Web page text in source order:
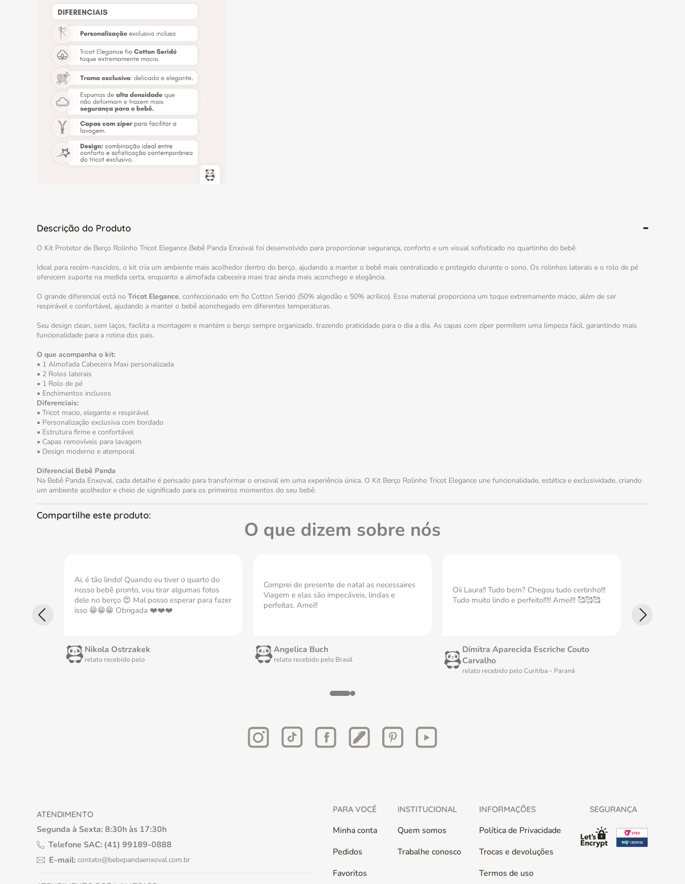
Descrição do Produto
O Kit Protetor de Berço Rolinho Tricot Elegance Bebê Panda Enxoval foi desenvolvido para proporcionar segurança, conforto e um visual sofisticado no quartinho do bebê.
Ideal para recém-nascidos, o kit cria um ambiente mais acolhedor dentro do berço, ajudando a manter o bebê mais centralizado e protegido durante o sono. Os rolinhos laterais e o rolo de pé
oferecem suporte na medida certa, enquanto a almofada cabeceira maxi traz ainda mais aconchego e elegância.
O grande diferencial está no Tricot Elegance, confeccionado em fio Cotton Seridó (50% algodão e 50% acrílico). Esse material proporciona um toque extremamente macio, além de ser
respirável e confortável, ajudando a manter o bebê aconchegado em diferentes temperaturas.
Seu design clean, sem laços, facilita a montagem e mantém o berço sempre organizado, trazendo praticidade para o dia a dia. As capas com zíper permitem uma limpeza fácil, garantindo mais
funcionalidade para a rotina dos pais.
O que acompanha o kit:
• 1 Almofada Cabeceira Maxi personalizada
• 2 Rolos laterais
• 1 Rolo de pé
• Enchimentos inclusos
Diferenciais:
• Tricot macio, elegante e respirável
• Personalização exclusiva com bordado
• Estrutura firme e confortável
• Capas removíveis para lavagem
• Design moderno e atemporal
Diferencial Bebê Panda
Na Bebê Panda Enxoval, cada detalhe é pensado para transformar o enxoval em uma experiência única. O Kit Berço Rolinho Tricot Elegance une funcionalidade, estética e exclusividade, criando
um ambiente acolhedor e cheio de significado para os primeiros momentos do seu bebê.
O que dizem sobre nós
Ai, é tão lindo! Quando eu tiver o quarto do
nosso bebê pronto, vou tirar algumas fotos
dele no berço 😍 Mal posso esperar para fazer
isso 😁😁😁 Obrigada ❤️❤️❤️
Nikola Ostrzakek
relato recebido pelo
Comprei de presente de natal as necessaires
Viagem e elas são impecáveis, lindas e
perfeitas. Amei!!
Angelica Buch
relato recebido pelo Brasil
Oii Laura!! Tudo bem? Chegou tudo certinho!!!
Tudo muito lindo e perfeito!!!!! Amei!!! 🥰🥰🥰
Dímitra Aparecida Escriche Couto
Carvalho
relato recebido pelo Curitiba - Paraná
ATENDIMENTO
Segunda à Sexta: 8:30h às 17:30h
Telefone SAC: (41) 99189-0888
E-mail: contato@bebepandaenxoval.com.br
PARA VOCÊ
Minha conta
Pedidos
Favoritos
INSTITUCIONAL
Quem somos
Trabalhe conosco
INFORMAÇÕES
Política de Privacidade
Trocas e devoluções
Termos de uso
SEGURANÇA